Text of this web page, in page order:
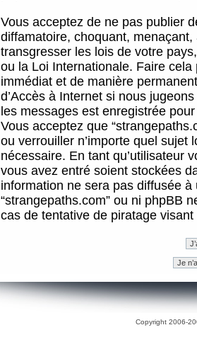
Vous acceptez de ne pas publier
diffamatoire, choquant,
transgresser les lois de votre
ou la Loi Internationale. Faire
immédiat et de manière
d’Accès à Internet si nous
les messages est enregistrée
Vous acceptez que
ou verrouiller n’importe quel sujet
nécessaire. En tant qu’utilisateur
vous avez entré soient stockées
information ne sera pas diffusée
“strangepaths.com” ou ni phpBB
cas de tentative de piratage
Copyright 2006-